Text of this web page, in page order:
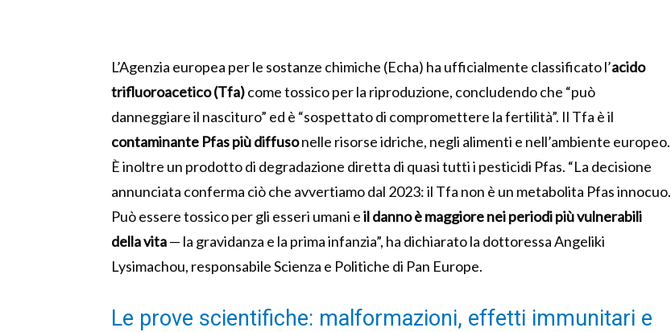
L’Agenzia europea per le sostanze chimiche (Echa) ha ufficialmente classificato l’acido
trifluoroacetico (Tfa)come tossico per la riproduzione, concludendo che “può
danneggiare il nascituro” ed è “sospettato di compromettere la fertilità”. Il Tfa è il
contaminante Pfas più diffusonelle risorse idriche, negli alimenti e nell’ambiente europeo.
È inoltre un prodotto di degradazione diretta di quasi tutti i pesticidi Pfas. “La decisione
annunciata conferma ciò che avvertiamo dal 2023: il Tfa non è un metabolita Pfas innocuo.
Può essere tossico per gli esseri umani eil danno è maggiore nei periodi più vulnerabili
della vita— la gravidanza e la prima infanzia”, ha dichiarato la dottoressa Angeliki
Lysimachou, responsabile Scienza e Politiche di Pan Europe.
Le prove scientifiche: malformazioni, effetti immunitari e